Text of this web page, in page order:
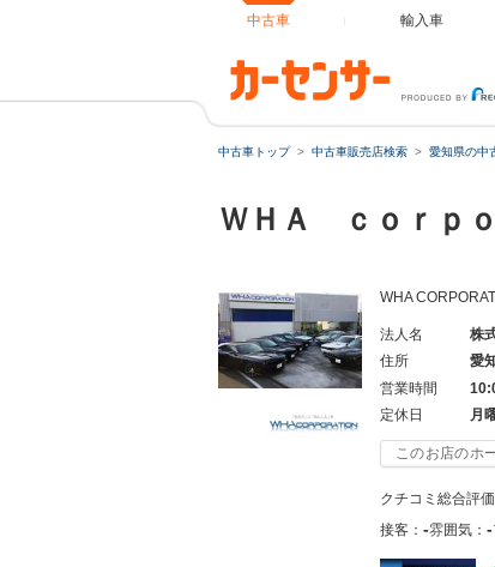
中古車 輸入車
中古車トップ 中古車販売店検索 愛知県の中
ＷＨＡ ｃｏｒｐ
WHA
法人名
株
住所
愛
営業時間
定休日
月
このお店のホ
クチコミ総合評価
接客： -雰囲気： -